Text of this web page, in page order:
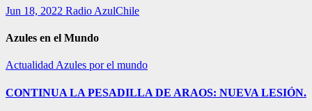
Jun 18, 2022 Radio AzulChile
Azules en el Mundo
ActualidadAzules por el mundo
CONTINUA LA PESADILLA DE ARAOS: NUEVA LESIÓN.